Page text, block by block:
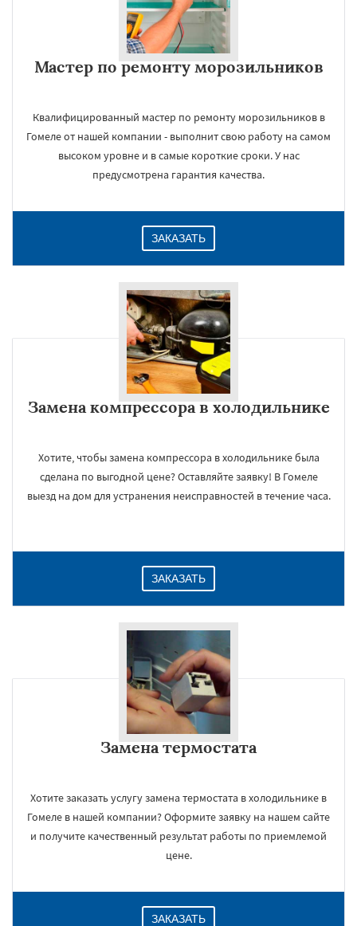
Мастер по ремонту морозильников
Квалифицированный мастер по ремонту морозильников в
Гомеле от нашей компании - выполнит свою работу на самом
высоком уровне и в самые короткие сроки. У нас
предусмотрена гарантия качества.
ЗАКАЗАТЬ
Замена компрессора в холодильнике
Хотите, чтобы замена компрессора в холодильнике была
сделана по выгодной цене? Оставляйте заявку! В Гомеле
выезд на дом для устранения неисправностей в течение часа.
ЗАКАЗАТЬ
Замена термостата
Хотите заказать услугу замена термостата в холодильнике в
Гомеле в нашей компании? Оформите заявку на нашем сайте
и получите качественный результат работы по приемлемой
цене.
ЗАКАЗАТЬ
×